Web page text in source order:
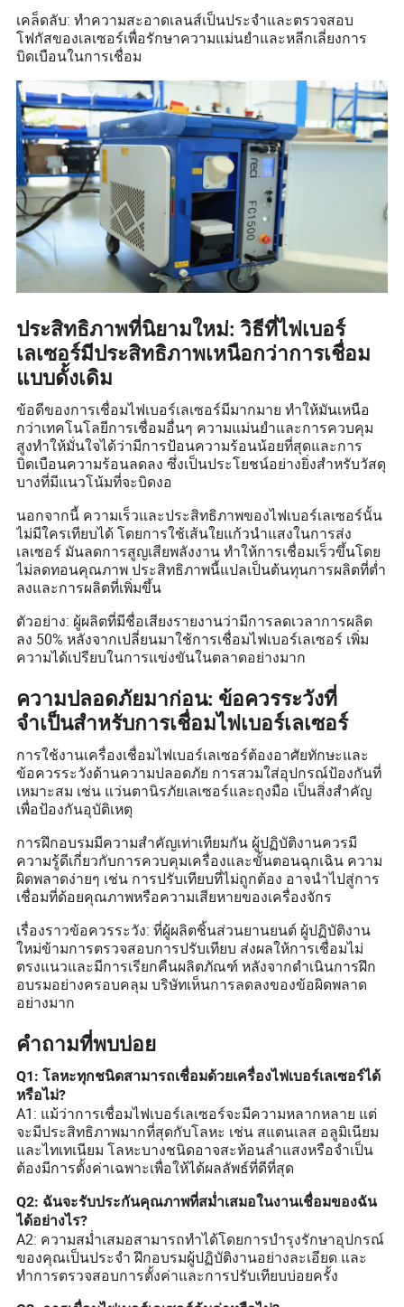
เคล็ดลับ: ทำความสะอาดเลนส์เป็นประจำและตรวจสอบ
โฟกัสของเลเซอร์เพื่อรักษาความแม่นยำและหลีกเลี่ยงการ
บิดเบือนในการเชื่อม
ประสิทธิภาพที่นิยามใหม่: วิธีที่ไฟเบอร์
เลเซอร์มีประสิทธิภาพเหนือกว่าการเชื่อม
แบบดั้งเดิม
ข้อดีของการเชื่อมไฟเบอร์เลเซอร์มีมากมาย ทำให้มันเหนือ
กว่าเทคโนโลยีการเชื่อมอื่นๆ ความแม่นยำและการควบคุม
สูงทำให้มั่นใจได้ว่ามีการป้อนความร้อนน้อยที่สุดและการ
บิดเบือนความร้อนลดลง ซึ่งเป็นประโยชน์อย่างยิ่งสำหรับวัสดุ
บางที่มีแนวโน้มที่จะบิดงอ
นอกจากนี้ ความเร็วและประสิทธิภาพของไฟเบอร์เลเซอร์นั้น
ไม่มีใครเทียบได้ โดยการใช้เส้นใยแก้วนำแสงในการส่ง
เลเซอร์ มันลดการสูญเสียพลังงาน ทำให้การเชื่อมเร็วขึ้นโดย
ไม่ลดทอนคุณภาพ ประสิทธิภาพนี้แปลเป็นต้นทุนการผลิตที่ต่ำ
ลงและการผลิตที่เพิ่มขึ้น
ตัวอย่าง: ผู้ผลิตที่มีชื่อเสียงรายงานว่ามีการลดเวลาการผลิต
ลง 50% หลังจากเปลี่ยนมาใช้การเชื่อมไฟเบอร์เลเซอร์ เพิ่ม
ความได้เปรียบในการแข่งขันในตลาดอย่างมาก
ความปลอดภัยมาก่อน: ข้อควรระวังที่
จำเป็นสำหรับการเชื่อมไฟเบอร์เลเซอร์
การใช้งานเครื่องเชื่อมไฟเบอร์เลเซอร์ต้องอาศัยทักษะและ
ข้อควรระวังด้านความปลอดภัย การสวมใส่อุปกรณ์ป้องกันที่
เหมาะสม เช่น แว่นตานิรภัยเลเซอร์และถุงมือ เป็นสิ่งสำคัญ
เพื่อป้องกันอุบัติเหตุ
การฝึกอบรมมีความสำคัญเท่าเทียมกัน ผู้ปฏิบัติงานควรมี
ความรู้ดีเกี่ยวกับการควบคุมเครื่องและขั้นตอนฉุกเฉิน ความ
ผิดพลาดง่ายๆ เช่น การปรับเทียบที่ไม่ถูกต้อง อาจนำไปสู่การ
เชื่อมที่ด้อยคุณภาพหรือความเสียหายของเครื่องจักร
เรื่องราวข้อควรระวัง: ที่ผู้ผลิตชิ้นส่วนยานยนต์ ผู้ปฏิบัติงาน
ใหม่ข้ามการตรวจสอบการปรับเทียบ ส่งผลให้การเชื่อมไม่
ตรงแนวและมีการเรียกคืนผลิตภัณฑ์ หลังจากดำเนินการฝึก
อบรมอย่างครอบคลุม บริษัทเห็นการลดลงของข้อผิดพลาด
อย่างมาก
คำถามที่พบบ่อย
Q1: โลหะทุกชนิดสามารถเชื่อมด้วยเครื่องไฟเบอร์เลเซอร์ได้
หรือไม่?
A1: แม้ว่าการเชื่อมไฟเบอร์เลเซอร์จะมีความหลากหลาย แต่
จะมีประสิทธิภาพมากที่สุดกับโลหะ เช่น สแตนเลส อลูมิเนียม
และไทเทเนียม โลหะบางชนิดอาจสะท้อนลำแสงหรือจำเป็น
ต้องมีการตั้งค่าเฉพาะเพื่อให้ได้ผลลัพธ์ที่ดีที่สุด
Q2: ฉันจะรับประกันคุณภาพที่สม่ำเสมอในงานเชื่อมของฉัน
ได้อย่างไร?
A2: ความสม่ำเสมอสามารถทำได้โดยการบำรุงรักษาอุปกรณ์
ของคุณเป็นประจำ ฝึกอบรมผู้ปฏิบัติงานอย่างละเอียด และ
ทำการตรวจสอบการตั้งค่าและการปรับเทียบบ่อยครั้ง